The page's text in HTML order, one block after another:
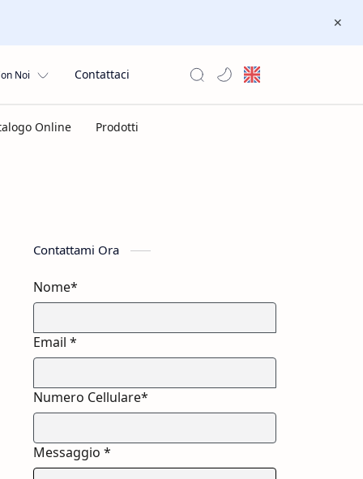
Noi Contattaci
Contattami Ora
Nome*
Email *
Numero Cellulare*
Messaggio *